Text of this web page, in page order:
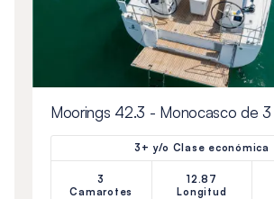
Moorings 42.3 - Monocasco de 3
3+ y/o Clase económica
3
Camarotes
12.87
Longitud